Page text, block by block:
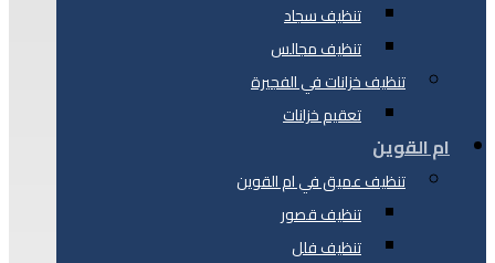
تنظيف سجاد
تنظيف مجالس
تنظيف خزانات في الفجيرة
تعقيم خزانات
ام القوين
تنظيف عميق في ام القوين
تنظيف قصور
تنظيف فلل